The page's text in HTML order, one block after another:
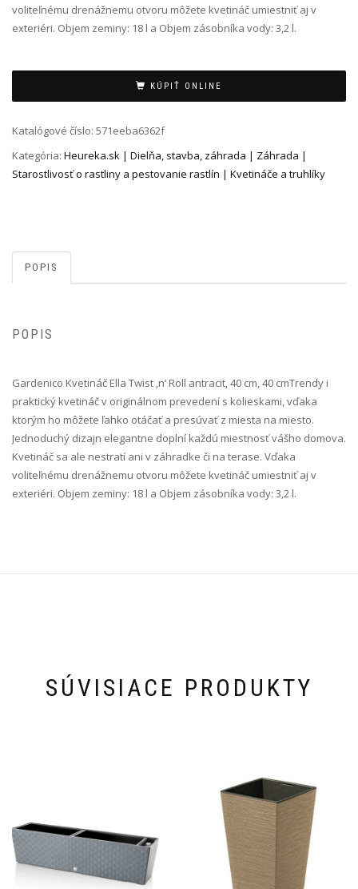
voliteľnému drenážnemu otvoru môžete kvetináč umiestniť aj v
exteriéri. Objem zeminy: 18 l a Objem zásobníka vody: 3,2 l.
KÚPIŤ ONLINE
Katalógové číslo: 571eeba6362f
Kategória: Heureka.sk | Dielňa, stavba, záhrada | Záhrada |
Starostlivosť o rastliny a pestovanie rastlín | Kvetináče a truhlíky
POPIS
POPIS
Gardenico Kvetináč Ella Twist ‚n‘ Roll antracit, 40 cm, 40 cm Trendy i
praktický kvetináč v originálnom prevedení s kolieskami, vďaka
ktorým ho môžete ľahko otáčať a presúvať z miesta na miesto.
Jednoduchý dizajn elegantne doplní každú miestnosť vášho domova.
Kvetináč sa ale nestratí ani v záhradke či na terase. Vďaka
voliteľnému drenážnemu otvoru môžete kvetináč umiestniť aj v
exteriéri. Objem zeminy: 18 l a Objem zásobníka vody: 3,2 l.
SÚVISIACE PRODUKTY